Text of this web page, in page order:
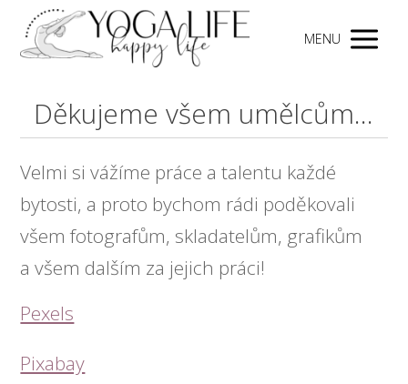
MENU
Děkujeme všem umělcům...
Velmi si vážíme práce a talentu každé
bytosti, a proto bychom rádi poděkovali
všem fotografům, skladatelům, grafikům
a všem dalším za jejich práci!
Pexels
Pixabay